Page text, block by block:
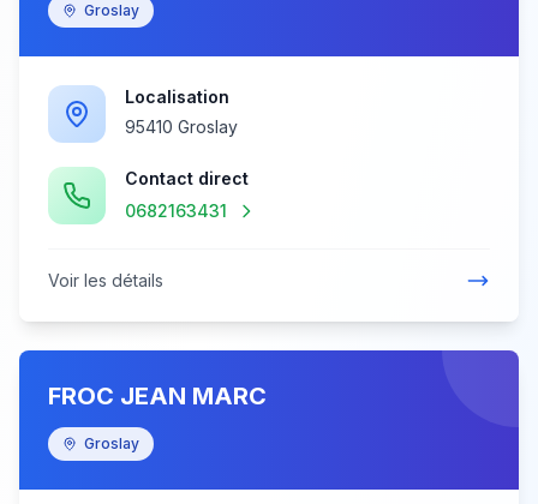
Groslay
Localisation
95410 Groslay
Contact direct
0682163431
Voir les détails
FROC JEAN MARC
Groslay